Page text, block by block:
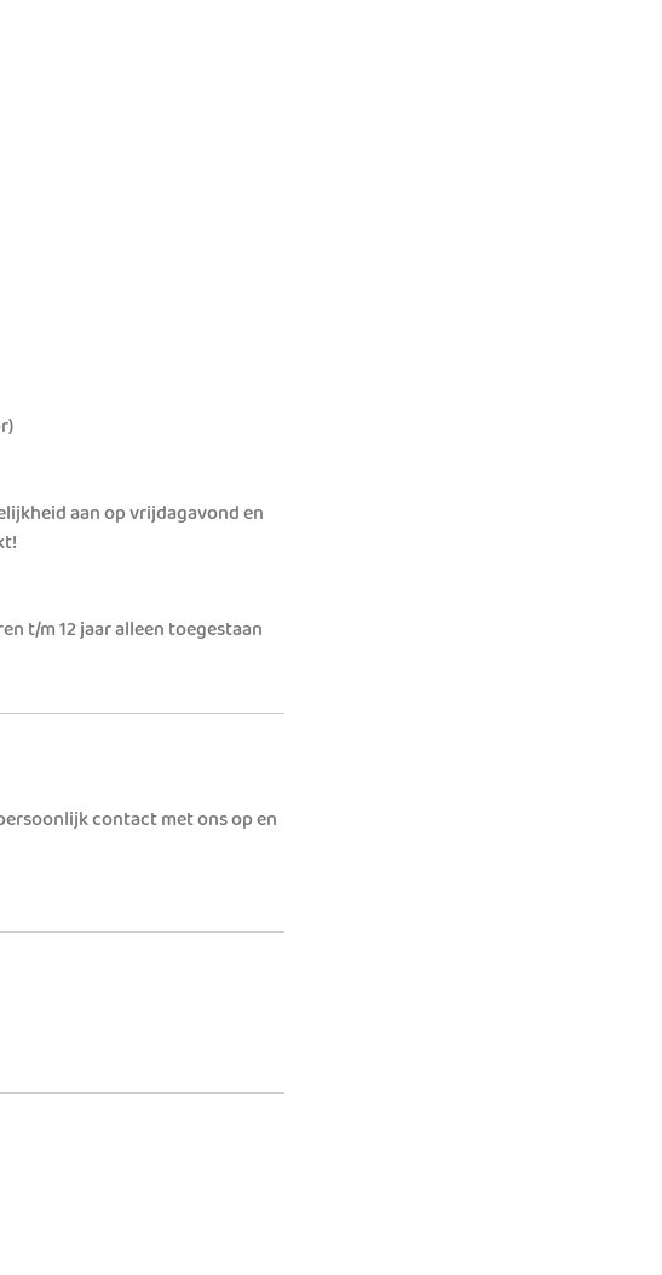
aan op vrijdagavond en
t/m 12 jaar alleen toegestaan
contact met ons op en